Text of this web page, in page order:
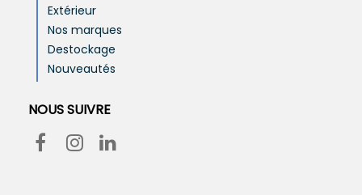
Extérieur
Nos marques
Destockage
Nouveautés
NOUS SUIVRE